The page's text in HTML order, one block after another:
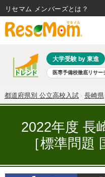
大学受験 by 東進
医専予備校徹底リサー
共通テスト 夏休み 8月開催
自由研究教材（小学生向け） 自
ランキング
都道府県別 公立高校入試 長崎県
2022年度 長
［標準問題
リセマム メンバーズ